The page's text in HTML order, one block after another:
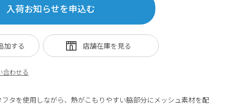
入荷お知らせを申込む
合わせる
加する
タを使用しながら、熱がこもりやすい脇部分にメッシュ素材を配